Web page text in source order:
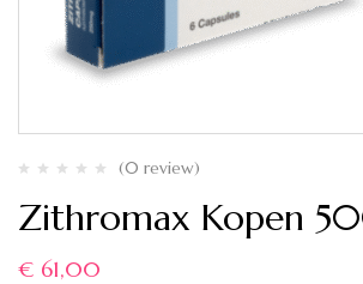
(0 review)
Zithromax Kopen
€ 61,00